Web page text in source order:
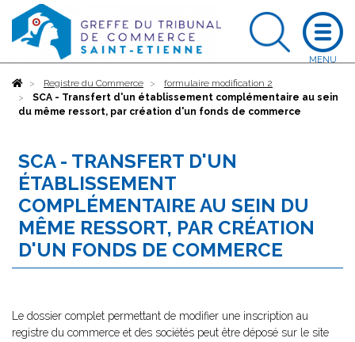
AccueilRegistre du Commerce
formulaire modification 2
SCA - Transfert d'un établissement complémentaire au sein
du même ressort, par création d'un fonds de commerce
SCA - TRANSFERT D'UN
ÉTABLISSEMENT
COMPLÉMENTAIRE AU SEIN DU
MÊME RESSORT, PAR CRÉATION
D'UN FONDS DE COMMERCE
Le dossier complet permettant de modifier une inscription au
registre du commerce et des sociétés peut être déposé sur le site